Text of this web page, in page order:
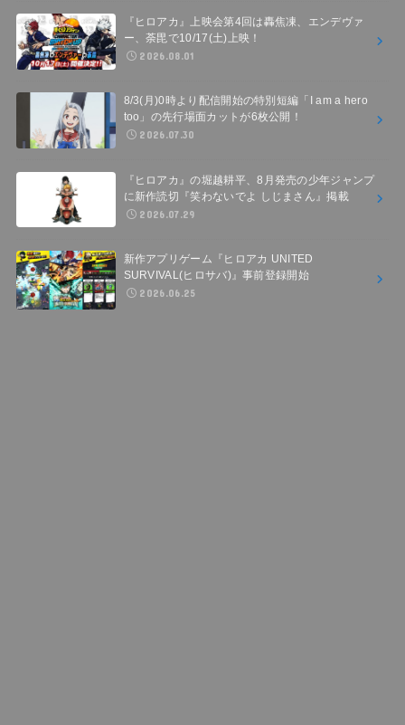
『ヒロアカ』上映会第4回は轟焦凍、エンデヴァ
ー、荼毘で10/17(土)上映！
2026.08.01
8/3(月)0時より配信開始の特別短編「I am a hero
too」の先行場面カットが6枚公開！
2026.07.30
『ヒロアカ』の堀越耕平、8月発売の少年ジャンプ
に新作読切『笑わないでよ しじまさん』掲載
2026.07.29
新作アプリゲーム『ヒロアカ UNITED
SURVIVAL(ヒロサバ)』事前登録開始
2026.06.25